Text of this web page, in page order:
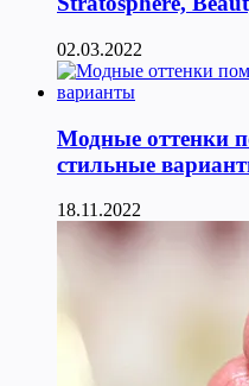
02.03.2022
Модные оттенки
стильные
18.11.2022